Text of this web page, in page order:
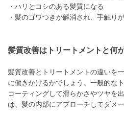
・ハリとコシのある髪質になる
・髪のゴワつきが解消され、手触り
髪質改善はトリートメントと何
髪質改善とトリートメントの違いを
に働きかけるかでしょう。一般的な
コーティングして滑らかさやツヤを
は、髪の内部にアプローチしてダメ